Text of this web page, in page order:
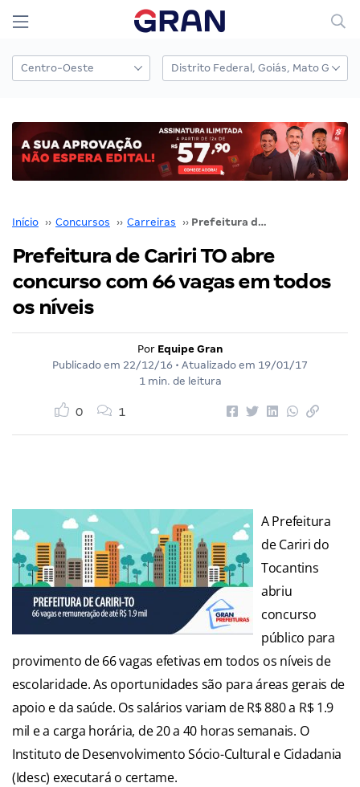
Início ›› Concursos ›› Carreiras ›› Prefeitura de Cariri TO abre concurso com 66 vagas em todos os níveis
Prefeitura de Cariri TO abre
concurso com 66 vagas em todos
os níveis
Por Equipe Gran
Publicado em 22/12/16 • Atualizado em 19/01/17
1 min. de leitura
0 1
A Prefeitura
de Cariri do
Tocantins
abriu
concurso
público para
provimento de 66 vagas efetivas em todos os níveis de
escolaridade. As oportunidades são para áreas gerais de
apoio e da saúde. Os salários variam de R$ 880 a R$ 1.9
mil e a carga horária, de 20 a 40 horas semanais. O
Instituto de Desenvolvimento Sócio-Cultural e Cidadania
(Idesc) executará o certame.